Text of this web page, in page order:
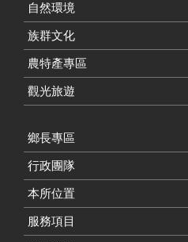
自然環境
族群文化
農特產專區
觀光旅遊
鄉長專區
行政團隊
本所位置
服務項目